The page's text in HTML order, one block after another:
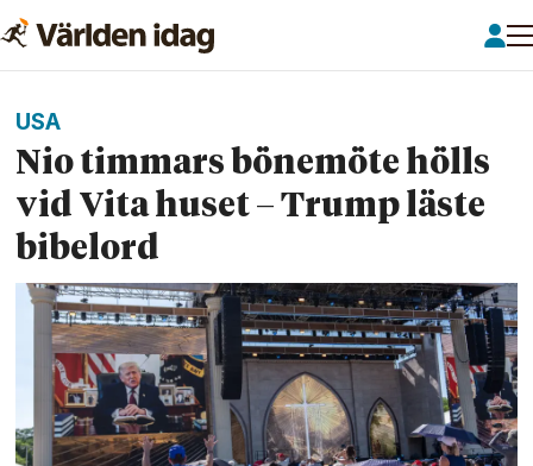
USA
Nio timmars böne­möte hölls
vid Vita huset – Trump läste
bibelord